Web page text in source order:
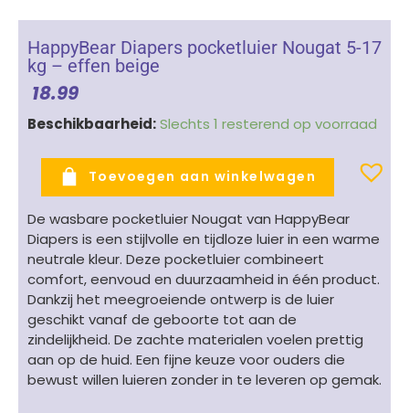
HappyBear Diapers pocketluier Nougat 5-17
kg – effen beige
18.99
Beschikbaarheid:Slechts 1 resterend op voorraad
HappyBear
pocketluier
Nougat
17
kg
-
effen
beige
aantal
Toevoegen aan winkelwagen
De wasbare pocketluier Nougat van HappyBear
Diapers is een stijlvolle en tijdloze luier in een warme
neutrale kleur. Deze pocketluier combineert
comfort, eenvoud en duurzaamheid in één product.
Dankzij het meegroeiende ontwerp is de luier
geschikt vanaf de geboorte tot aan de
zindelijkheid. De zachte materialen voelen prettig
aan op de huid. Een fijne keuze voor ouders die
bewust willen luieren zonder in te leveren op gemak.